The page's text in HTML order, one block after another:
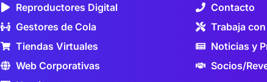
Reproductores Digital
Gestores de Cola
Tiendas Virtuales
Web Corporativas
Contacto
Trabaja
Noticias y
Socios/